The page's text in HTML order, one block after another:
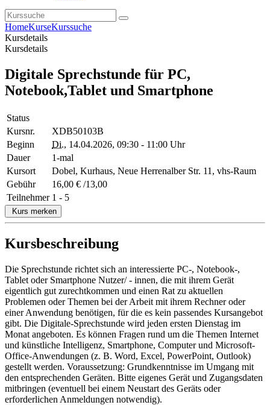
HomeKurseKurssuche
Kursdetails
Kursdetails
Digitale Sprechstunde für PC,
Notebook,Tablet und Smartphone
Status
Kursnr.
XDB50103B
Beginn
Di., 14.04.2026, 09:30 - 11:00 Uhr
Dauer
1-mal
Kursort
Dobel, Kurhaus, Neue Herrenalber Str. 11, vhs-Raum
Gebühr
16,00 € /13,00
Teilnehmer 1 - 5
Kurs merken
Kursbeschreibung
Die Sprechstunde richtet sich an interessierte PC-, Notebook-,
Tablet oder Smartphone Nutzer/ - innen, die mit ihrem Gerät
eigentlich gut zurechtkommen und einen Rat zu aktuellen
Problemen oder Themen bei der Arbeit mit ihrem Rechner oder
einer Anwendung benötigen, für die es kein passendes Kursangebot
gibt. Die Digitale-Sprechstunde wird jeden ersten Dienstag im
Monat angeboten. Es können Fragen rund um die Themen Internet
und künstliche Intelligenz, Smartphone, Computer und Microsoft-
Office-Anwendungen (z. B. Word, Excel, PowerPoint, Outlook)
gestellt werden. Voraussetzung: Grundkenntnisse im Umgang mit
den entsprechenden Geräten. Bitte eigenes Gerät und Zugangsdaten
mitbringen (eventuell bei einem Neustart des Geräts oder
erforderlichen Anmeldungen notwendig).